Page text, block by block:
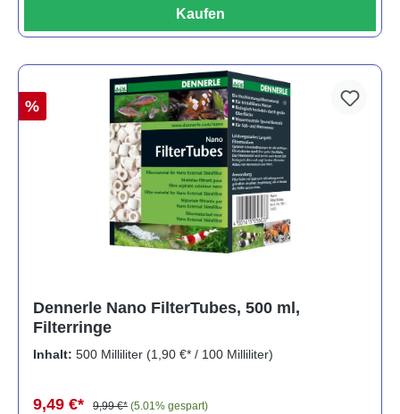
Kaufen
%
Dennerle Nano FilterTubes, 500 ml,
Filterringe
Inhalt: 500 Milliliter (1,90 €* / 100 Milliliter)
9,49 €* 9,99 €* (5.01% gespart)